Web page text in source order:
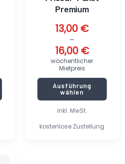
inkl. MwSt.
kostenlose Zustellung
Premium
13,00 €
–
16,00 €
wöchentlicher
Mietpreis
Ausführung
wählen
gewählt
werden